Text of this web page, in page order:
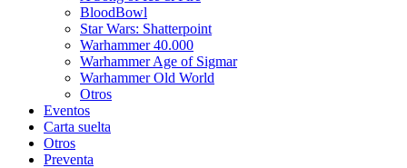
BloodBowl
Star Wars: Shatterpoint
Warhammer 40.000
Warhammer Age of Sigmar
Warhammer Old World
Otros
Eventos
Carta suelta
Otros
Preventa